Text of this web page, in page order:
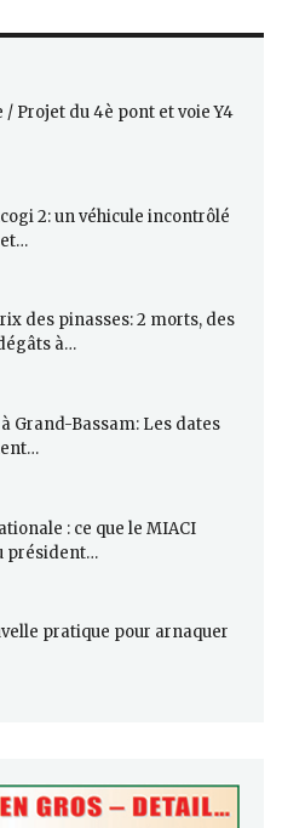
/ Projet du 4è pont et voie Y4
2: un véhicule incontrôlé
des pinasses: 2 morts, des
à…
Grand-Bassam: Les dates
: ce que le MIACI
président…
pratique pour arnaquer